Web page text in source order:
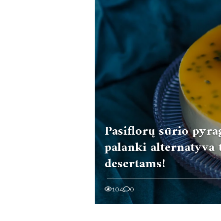
Pasiflorų sūrio
palanki alternatyva
desertams!
104 0